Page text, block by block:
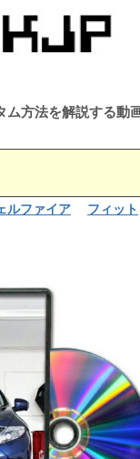
ム方法を解説する動
ルファイア フィット